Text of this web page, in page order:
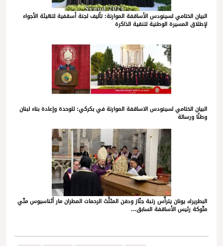
البيان الختامي لسينودس الأساقفة الموارنة: تأليف لجنة أسقفية لتهيئة الأجواء
لإطلاق المسيرة الوطنية لتنقية الذاكرة
البيان الختامي لسينودس الاساقفة الموارنة في بكركي: للوحدة وإعادة بناء لبنان
وطنًا ورسالة
البطريرك يونان يترأّس رتبة جنّاز ودفن المثلَّث الرحمات المطران مار أثناسيوس متّي
متّوكة رئيس الأساقفة السابق…